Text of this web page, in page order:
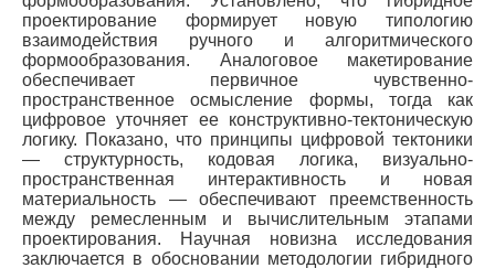
проектирование формирует новую типологию
взаимодействия ручного и алгоритмического
формообразования. Аналоговое макетирование
обеспечивает первичное чувственно-
пространственное осмысление формы, тогда как
цифровое уточняет ее конструктивно-тектоническую
логику. Показано, что принципы цифровой тектоники
— структурность, кодовая логика, визуально-
пространственная интерактивность и новая
материальность — обеспечивают преемственность
между ремесленным и вычислительным этапами
проектирования. Научная новизна исследования
заключается в обосновании методологии гибридного